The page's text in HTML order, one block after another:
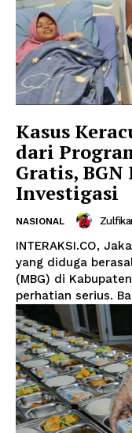
Kasus
dari
Gratis,
Investigasi
NASIONAL
INTERAKSI.CO,
yang diduga
(MBG) di
perhatian serius.